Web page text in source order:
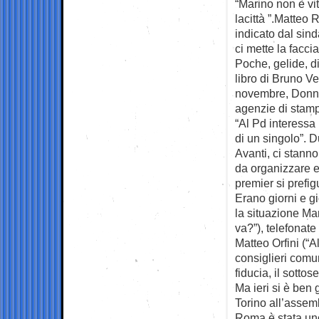
“Marino non è
lacittà ”.Matteo
indicato dal
ci mette la
Poche, gelide,
libro di Bruno
novembre,
agenzie di
“Al Pd
di un singolo”.
Avanti, ci
da organizzare
premier si
Erano giorni e
la situazione
va?”),
Matteo Orfini
consiglieri
fiducia, il
Ma ieri si è ben
Torino